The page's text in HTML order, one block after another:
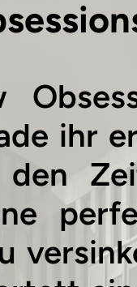
ihr